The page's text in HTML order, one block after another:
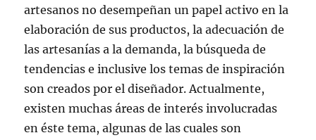
artesanos no desempeñan un papel activo en la
elaboración de sus productos, la adecuación de
las artesanías a la demanda, la búsqueda de
tendencias e inclusive los temas de inspiración
son creados por el diseñador. Actualmente,
existen muchas áreas de interés involucradas
en éste tema, algunas de las cuales son